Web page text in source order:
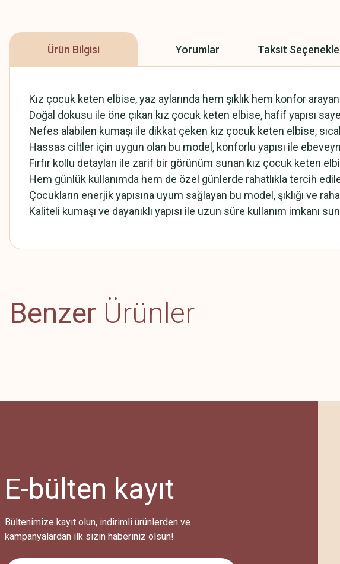
Ürün Bilgisi Yorumlar Taksit
Kız çocuk keten elbise, yaz aylarında hem şıklık hem konfor
Doğal dokusu ile öne çıkan kız çocuk keten elbise, hafif yapısı
Nefes alabilen kumaşı ile dikkat çeken kız çocuk keten elbise,
Hassas ciltler için uygun olan bu model, konforlu yapısı ile
Fırfır kollu detayları ile zarif bir görünüm sunan kız çocuk keten
Hem günlük kullanımda hem de özel günlerde rahatlıkla tercih
Çocukların enerjik yapısına uyum sağlayan bu model, şıklığı ve
Kaliteli kumaşı ve dayanıklı yapısı ile uzun süre kullanım imkanı
Ürün resmi kalitesiz, bozuk veya görüntülenemiyor.
Benzer Ürünler
Yeni
E-bülten kayıt
Bültenimize kayıt olun, indirimli ürünlerden ve
kampanyalardan ilk sizin haberiniz olsun!